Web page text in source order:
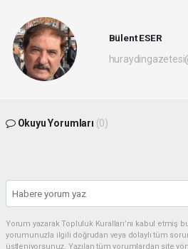
Bülent ESER
Okuyu Yorumları (0)
Yorum yazarak Topluluk Kuralları’nı kabul etmiş
yorumunuzla ilgili doğrudan veya dolaylı tüm
üstleniyorsunuz. Yazılan tüm yorumlardan site